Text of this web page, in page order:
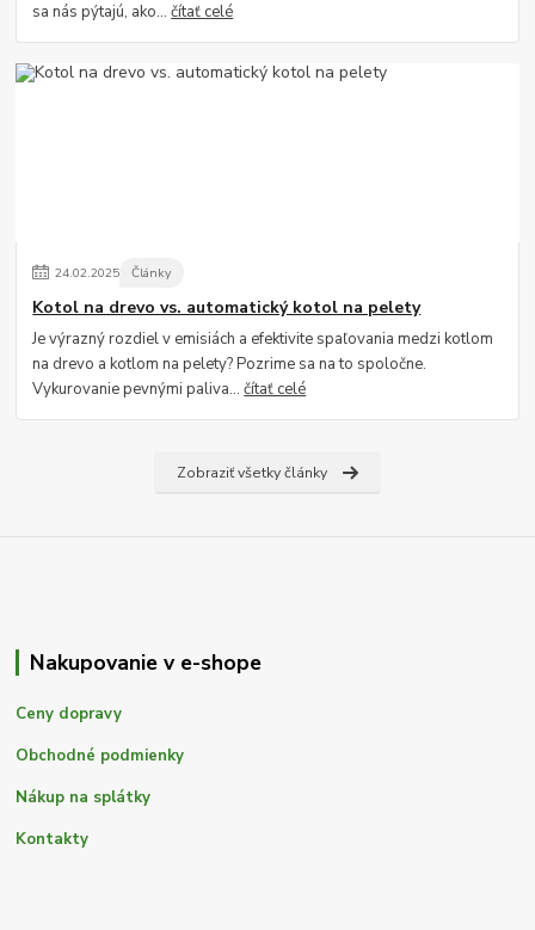
sa nás pýtajú, ako...čítať celé
24.02.2025 Články
Kotol na drevo vs. automatický kotol na pelety
Je výrazný rozdiel v emisiách a efektivite spaľovania medzi kotlom
na drevo a kotlom na pelety? Pozrime sa na to spoločne.
Vykurovanie pevnými paliva...čítať celé
Zobraziť všetky články
Nakupovanie v e-shope
Ceny dopravy
Obchodné podmienky
Nákup na splátky
Kontakty